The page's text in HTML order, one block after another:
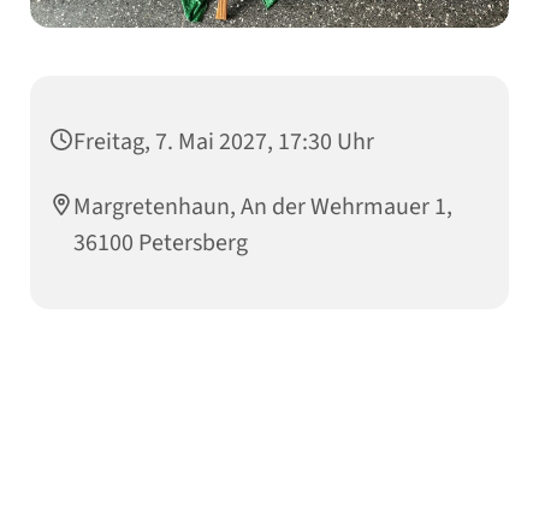
Freitag, 7. Mai 2027, 17:30 Uhr
Margretenhaun, An der Wehrmauer 1,
36100 Petersberg